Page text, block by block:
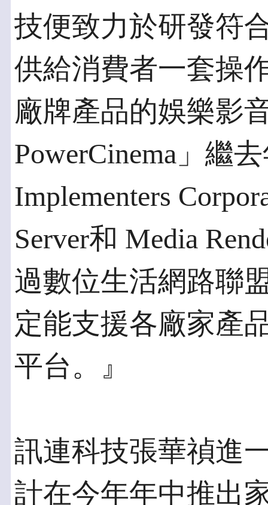
技便致力於研發符
供給消費者一套操
廠牌產品的娛樂影
PowerCinema」繼
Implementers
Server和 Media
過數位生活網路聯
定能支援各廠家產
平台。』
訊連科技張華禎進
計在今年年中推出